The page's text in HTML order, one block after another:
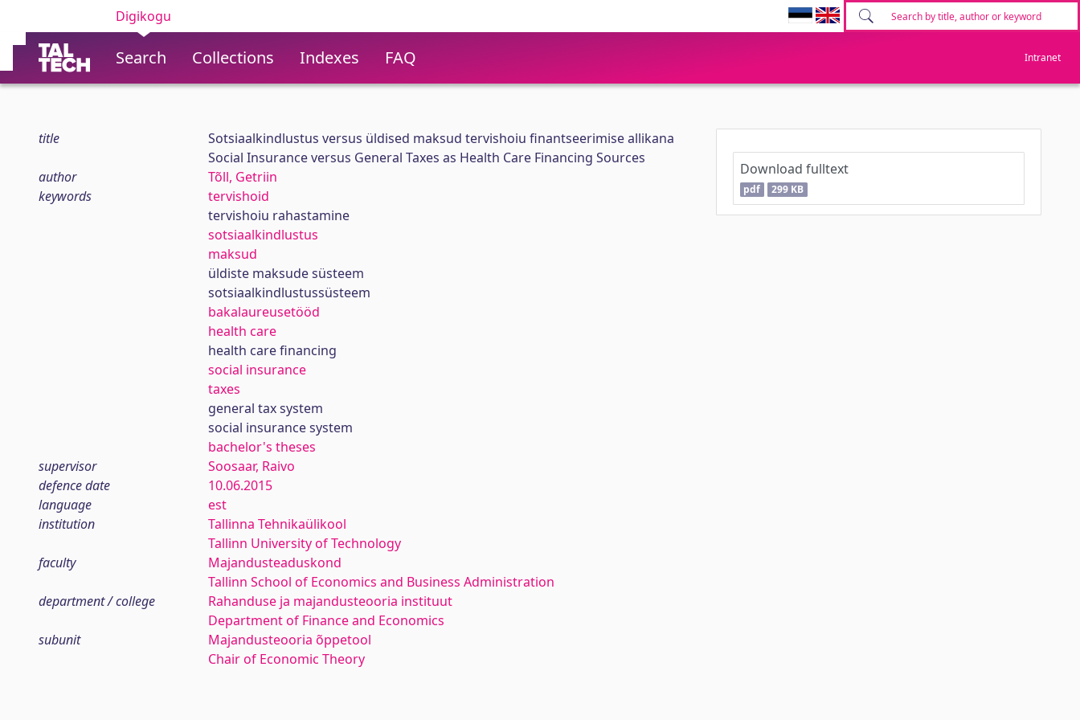
Digikogu
Search Collections Indexes FAQ Intranet
title
Sotsiaalkindlustus versus üldised maksud tervishoiu finantseerimise allikana
Social Insurance versus General Taxes as Health Care Financing Sources
author
Tõll, Getriin
keywords
tervishoid
tervishoiu rahastamine
sotsiaalkindlustus
maksud
üldiste maksude süsteem
sotsiaalkindlustussüsteem
bakalaureusetööd
health care
health care financing
social insurance
taxes
general tax system
social insurance system
bachelor's theses
supervisor
Soosaar, Raivo
defence date
10.06.2015
language
est
institution
Tallinna Tehnikaülikool
Tallinn University of Technology
faculty
Majandusteaduskond
Tallinn School of Economics and Business Administration
department / college
Rahanduse ja majandusteooria instituut
Department of Finance and Economics
subunit
Majandusteooria õppetool
Chair of Economic Theory
Download fulltext
pdf 299 KB